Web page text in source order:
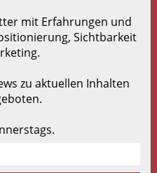
mit Erfahrungen und
Sichtbarkeit
zu aktuellen Inhalten